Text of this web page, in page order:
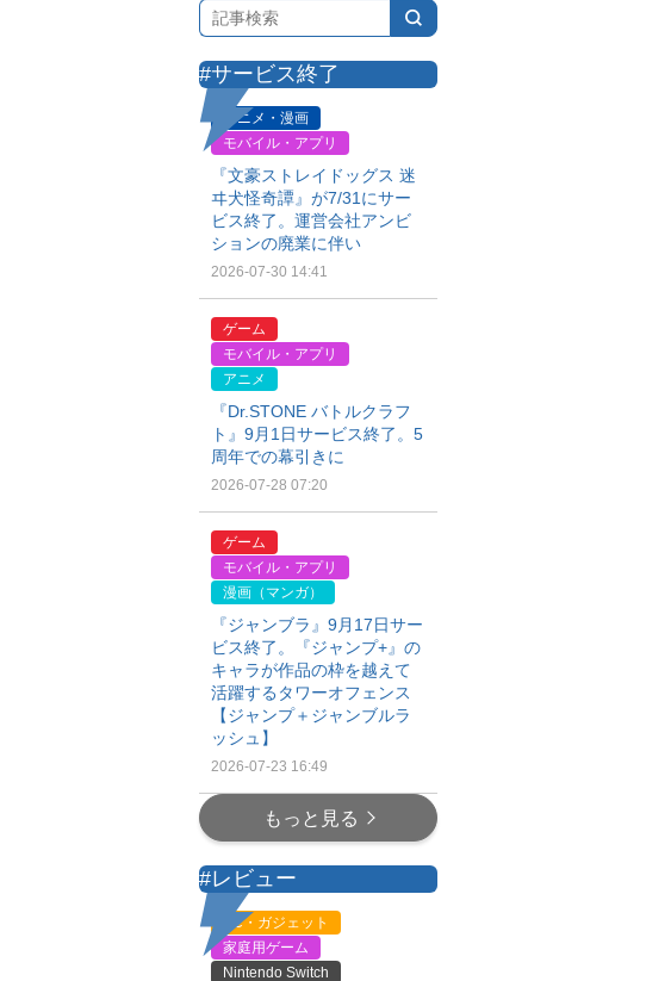
#サービス終了
アニメ・漫画
モバイル・アプリ
『文豪ストレイドッグス 迷
ヰ犬怪奇譚』が7/31にサー
ビス終了。運営会社アンビ
ションの廃業に伴い
2026-07-30 14:41
ゲーム
モバイル・アプリ
アニメ
『Dr.STONE バトルクラフ
ト』9月1日サービス終了。5
周年での幕引きに
2026-07-28 07:20
ゲーム
モバイル・アプリ
漫画（マンガ）
『ジャンブラ』9月17日サー
ビス終了。『ジャンプ+』の
キャラが作品の枠を越えて
活躍するタワーオフェンス
【ジャンプ＋ジャンブルラ
ッシュ】
2026-07-23 16:49
もっと見る
#レビュー
PC・ガジェット
家庭用ゲーム
Nintendo Switch